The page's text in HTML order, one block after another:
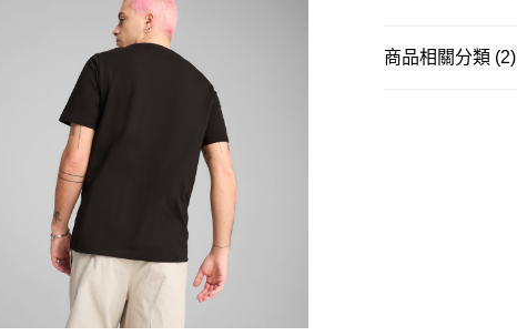
商品相關分類 (2)